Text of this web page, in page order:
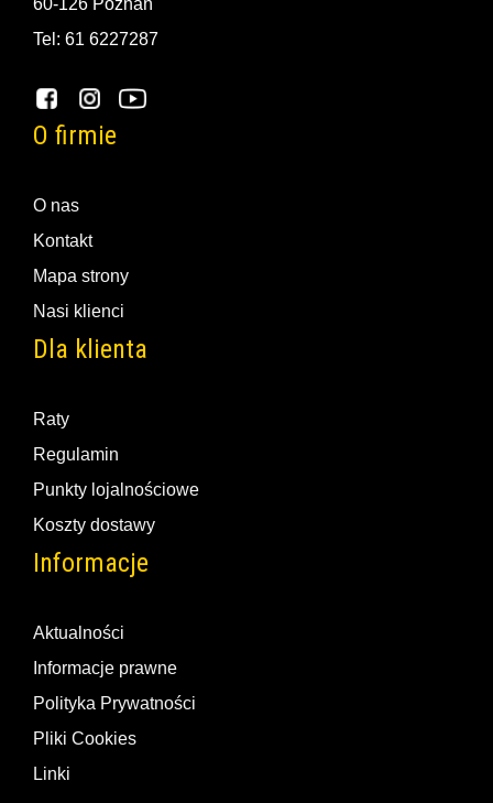
60-126 Poznań
Tel: 61 6227287
O firmie
O nas
Kontakt
Mapa strony
Nasi klienci
Dla klienta
Raty
Regulamin
Punkty lojalnościowe
Koszty dostawy
Informacje
Aktualności
Informacje prawne
Polityka Prywatności
Pliki Cookies
Linki